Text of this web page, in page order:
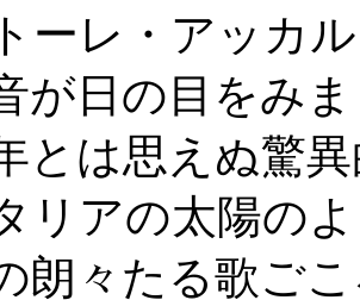
ーレ・アッカ
が日の目をみ
とは思えぬ驚
リアの太陽の
朗々たる歌ご